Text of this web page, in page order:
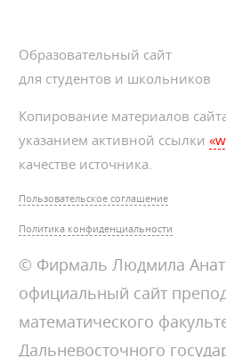
Образовательный сайт
для студентов и школьников
Копирование материалов
указанием активной ссылки
качестве источника.
Пользовательское соглашение
Политика конфиденциальности
© Фирмаль Людмила
официальный сайт
математического
Дальневосточного